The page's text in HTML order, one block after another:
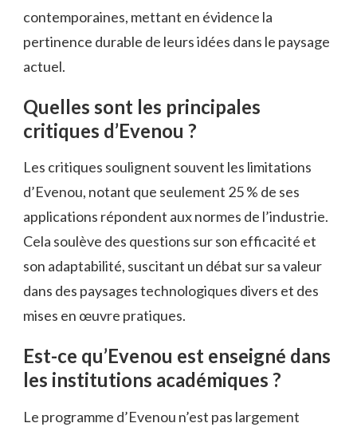
contemporaines, mettant en évidence la
pertinence durable de leurs idées dans le paysage
actuel.
Quelles sont les principales
critiques d’Evenou ?
Les critiques soulignent souvent les limitations
d’Evenou, notant que seulement 25 % de ses
applications répondent aux normes de l’industrie.
Cela soulève des questions sur son efficacité et
son adaptabilité, suscitant un débat sur sa valeur
dans des paysages technologiques divers et des
mises en œuvre pratiques.
Est-ce qu’Evenou est enseigné dans
les institutions académiques ?
Le programme d’Evenou n’est pas largement